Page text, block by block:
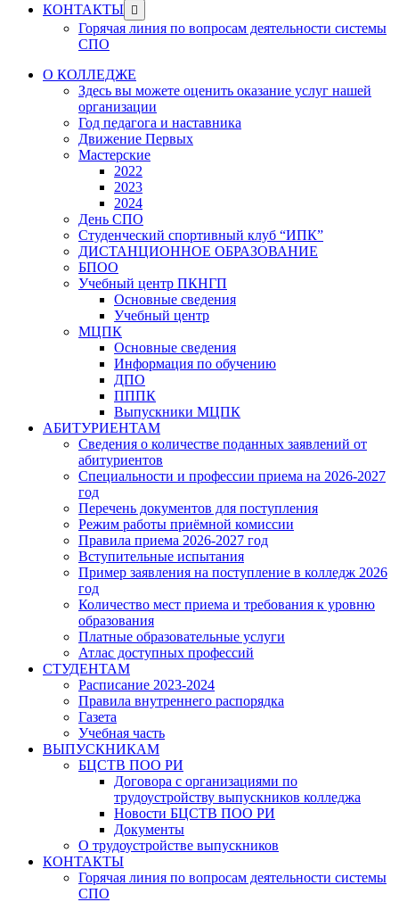
КОНТАКТЫ Show
sub
menu
Горячая линия по вопросам деятельности системы
СПО
О КОЛЛЕДЖЕ
Здесь вы можете оценить оказание услуг нашей
организации
Год педагога и наставника
Движение Первых
Мастерские
2022
2023
2024
День СПО
Студенческий спортивный клуб “ИПК”
ДИСТАНЦИОННОЕ ОБРАЗОВАНИЕ
БПОО
Учебный центр ПКНГП
Основные сведения
Учебный центр
МЦПК
Основные сведения
Информация по обучению
ДПО
ПППК
Выпускники МЦПК
АБИТУРИЕНТАМ
Сведения о количестве поданных заявлений от
абитуриентов
Специальности и профессии приема на 2026-2027
год
Перечень документов для поступления
Режим работы приёмной комиссии
Правила приема 2026-2027 год
Вступительные испытания
Пример заявления на поступление в колледж 2026
год
Количество мест приема и требования к уровню
образования
Платные образовательные услуги
Атлас доступных профессий
СТУДЕНТАМ
Расписание 2023-2024
Правила внутреннего распорядка
Газета
Учебная часть
ВЫПУСКНИКАМ
БЦСТВ ПОО РИ
Договора с организациями по
трудоустройству выпускников колледжа
Новости БЦСТВ ПОО РИ
Документы
О трудоустройстве выпускников
КОНТАКТЫ
Горячая линия по вопросам деятельности системы
СПО